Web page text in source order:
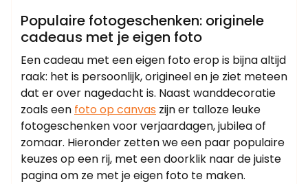
Populaire fotogeschenken: originele
cadeaus met je eigen foto
Een cadeau met een eigen foto erop is bijna altijd
raak: het is persoonlijk, origineel en je ziet meteen
dat er over nagedacht is. Naast wanddecoratie
zoals een foto op canvas zijn er talloze leuke
fotogeschenken voor verjaardagen, jubilea of
zomaar. Hieronder zetten we een paar populaire
keuzes op een rij, met een doorklik naar de juiste
pagina om ze met je eigen foto te maken.